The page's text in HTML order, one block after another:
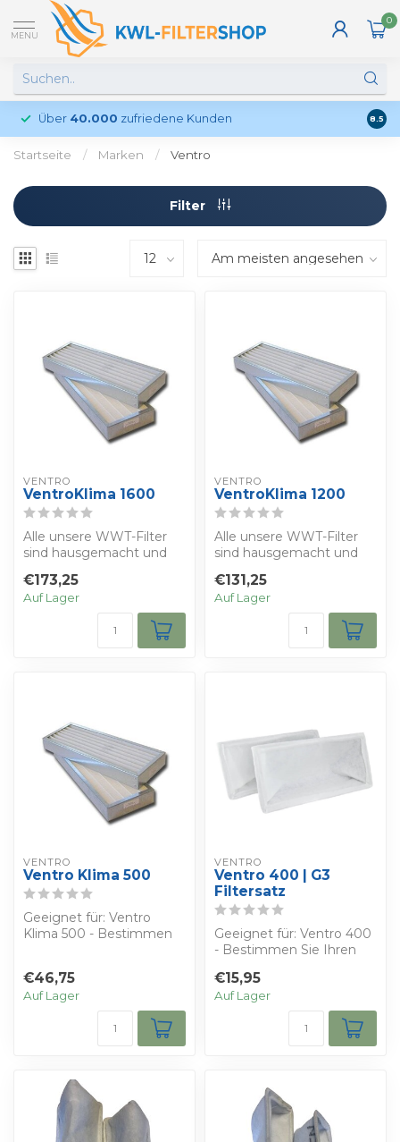
MENU
0
Über 40.000 zufriedene Kunden 8.5
Startseite / Marken / Ventro
Filter
VENTRO
VentroKlima 1600
Alle unsere WWT-Filter
sind hausgemacht und
ISO 16890 herge...
€173,25
Auf Lager
VENTRO
VentroKlima 1200
Alle unsere WWT-Filter
sind hausgemacht und
ISO 16890 herge...
€131,25
Auf Lager
VENTRO
Ventro Klima 500
Geeignet für: Ventro
Klima 500 - Bestimmen
€46,75
Auf Lager
VENTRO
Ventro 400 | G3
Filtersatz
Geeignet für: Ventro 400
- Bestimmen Sie Ihren
erhalten 2 S...
€15,95
Auf Lager